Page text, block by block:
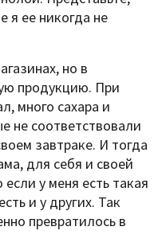
я ее никогда не
но в
продукцию. При
много сахара и
не соответствовали
завтраке. И тогда
для себя и своей
у меня есть такая
и у других. Так
превратилось в